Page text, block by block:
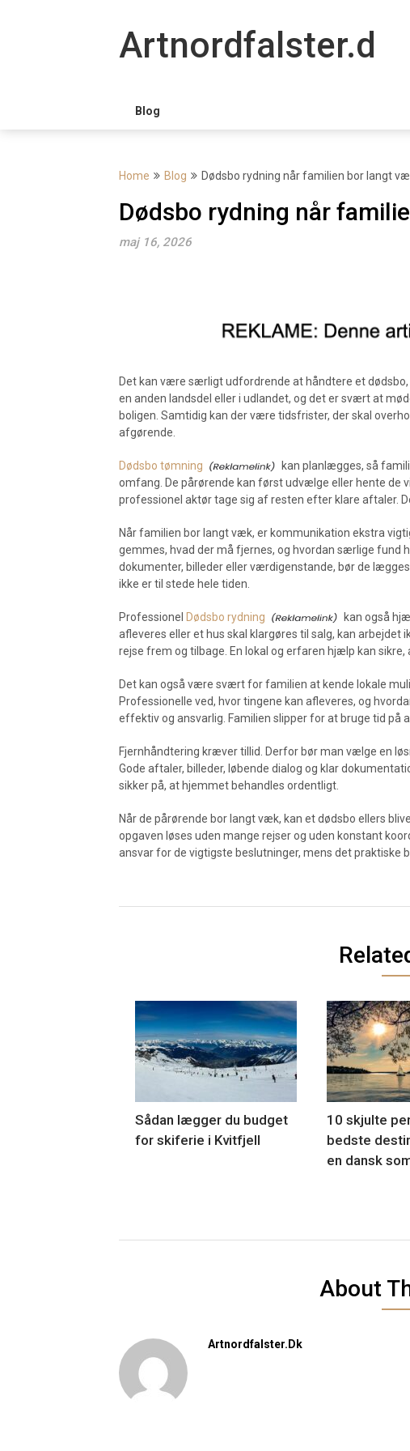
Artnordfalster.dk
Blog
Home Blog Dødsbo rydning når familien bor langt
Dødsbo rydning når
maj 16, 2026
Det kan være særligt udfordrende at håndtere et
en anden landsdel eller i udlandet, og det er svært at
boligen. Samtidig kan der være tidsfrister, der skal
afgørende.
Dødsbo tømning
kan planlægges, så
omfang. De pårørende kan først udvælge eller hente de
professionel aktør tage sig af resten efter klare aftaler.
Når familien bor langt væk, er kommunikation ekstra
gemmes, hvad der må fjernes, og hvordan særlige fund
dokumenter, billeder eller værdigenstande, bør de
ikke er til stede hele tiden.
Professionel Dødsbo rydning
kan også
afleveres eller et hus skal klargøres til salg, kan
rejse frem og tilbage. En lokal og erfaren hjælp kan sikre,
Det kan også være svært for familien at kende lokale
Professionelle ved, hvor tingene kan afleveres, og
effektiv og ansvarlig. Familien slipper for at bruge tid på
Fjernhåndtering kræver tillid. Derfor bør man vælge en
Gode aftaler, billeder, løbende dialog og klar
sikker på, at hjemmet behandles ordentligt.
Når de pårørende bor langt væk, kan et dødsbo ellers
opgaven løses uden mange rejser og uden konstant
ansvar for de vigtigste beslutninger, mens det praktiske
Sådan lægger du budget
for skiferie i Kvitfjell
10 skjulte
bedste
en dansk
About
Artnordfalster.dk